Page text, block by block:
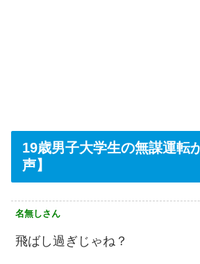
19歳男子大学生の無謀運転
声】
名無しさん
飛ばし過ぎじゃね？